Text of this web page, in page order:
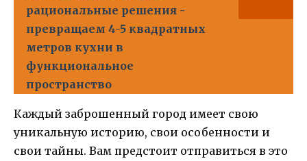
рациональные решения -
превращаем 4-5 квадратных
метров кухни в
функциональное
пространство
Каждый заброшенный город имеет свою
уникальную историю, свои особенности и
свои тайны. Вам предстоит отправиться в это